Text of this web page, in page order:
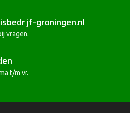
groningen.nl
vragen.
t/m vr.